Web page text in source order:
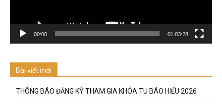
00:00 01:03:28
Bài viết mới
THÔNG BÁO ĐĂNG KÝ THAM GIA KHÓA TU BÁO HIẾU 2026